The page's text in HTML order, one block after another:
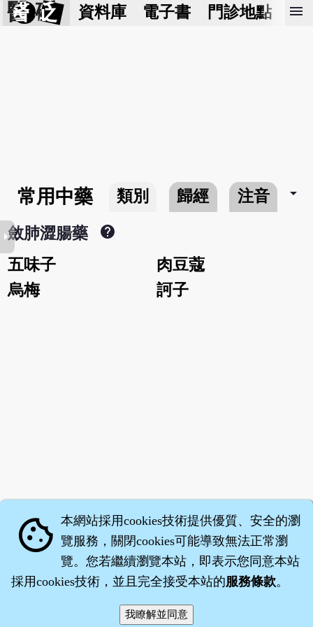
醫 砭 資料庫 電子書 門診地點 預
menu
常用中藥 類別 歸經 注音 arrow_drop_down
斂肺澀腸藥 help
五味子
肉豆蔻
烏梅
訶子
‧沈藥子©2008～2026
cookie 本網站採用cookies技術提供優質、安全的瀏
覽服務，關閉cookies可能導致無法正常瀏
覽。您若繼續瀏覽本站，即表示您同意本站
採用cookies技術，並且完全接受本站的服務條款。